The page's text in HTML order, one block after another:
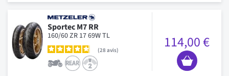
Sportec M7 RR
160/60 ZR 17 69W TL
28 avis 114,00 €